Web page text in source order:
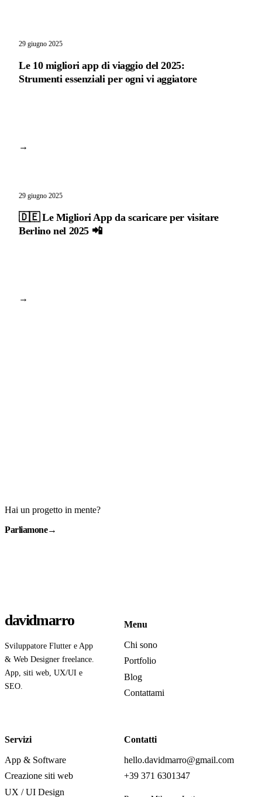
29 giugno 2025
Le 10 migliori app di viaggio del 2025:
Strumenti essenziali per ogni vi aggiatore
→
29 giugno 2025
🇩🇪 Le Migliori App da scaricare per visitare
Berlino nel 2025 📲
→
Hai un progetto in mente?
Parliamone→
davidmarro
Sviluppatore Flutter e App
& Web Designer freelance.
App, siti web, UX/UI e
SEO.
Menu
Chi sono
Portfolio
Blog
Contattami
Servizi
App & Software
Creazione siti web
UX / UI Design
Contatti
hello.davidmarro@gmail.com
+39 371 6301347